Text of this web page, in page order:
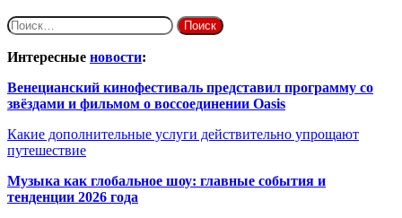
Найти:
Интересные новости:
Венецианский кинофестиваль представил программу со
звёздами и фильмом о воссоединении Oasis
Какие дополнительные услуги действительно упрощают
путешествие
Музыка как глобальное шоу: главные события и
тенденции 2026 года